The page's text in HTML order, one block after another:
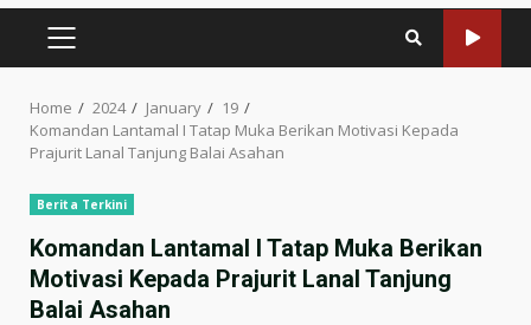
PRIMARY
Home 2024 January
19
Komandan Lantamal I Tatap Muka Berikan Motivasi Kepada
Prajurit Lanal Tanjung Balai Asahan
Berita Terkini
Komandan Lantamal I Tatap Muka Berikan
Motivasi Kepada Prajurit Lanal Tanjung
Balai Asahan